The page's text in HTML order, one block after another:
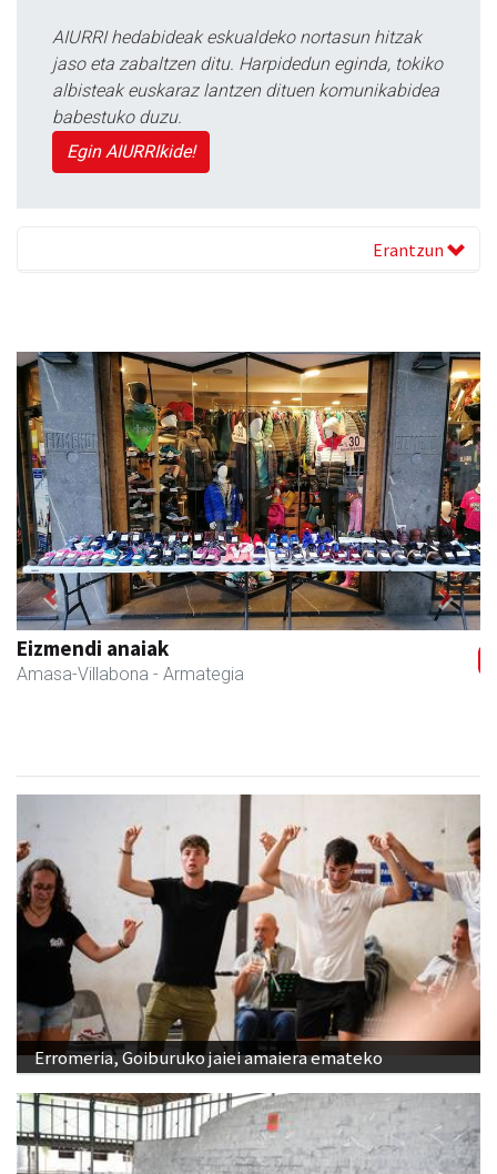
AIURRI hedabideak eskualdeko nortasun hitzak
jaso eta zabaltzen ditu. Harpidedun eginda, tokiko
albisteak euskaraz lantzen dituen komunikabidea
babestuko duzu.
Egin AIURRIkide!
Erantzun
Eizmendi anaiak
Amasa-Villabona - Armategia
Previous Next
Erromeria, Goiburuko jaiei amaiera emateko